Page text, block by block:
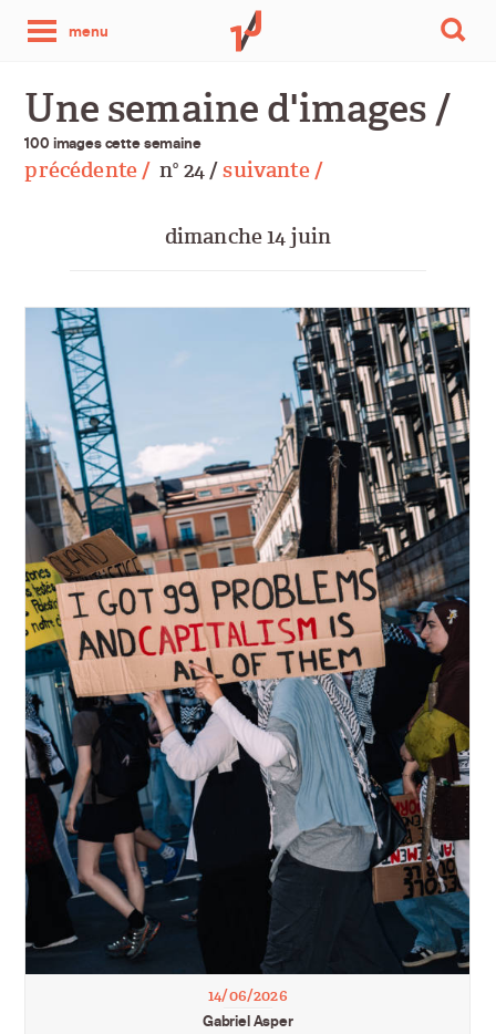
menu
photo
par
jour
Une semaine d'images /
100 images cette semaine
précédente / no 24 /suivante /
dimanche 14 juin
14/06/2026
Gabriel Asper